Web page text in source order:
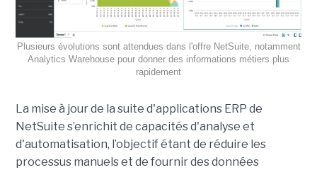
Plusieurs évolutions sont attendues dans l'offre NetSuite, notamment
Analytics Warehouse pour donner des informations métiers plus
rapidement
La mise à jour de la suite d'applications ERP de
NetSuite s’enrichit de capacités d'analyse et
d'automatisation, l’objectif étant de réduire les
processus manuels et de fournir des données